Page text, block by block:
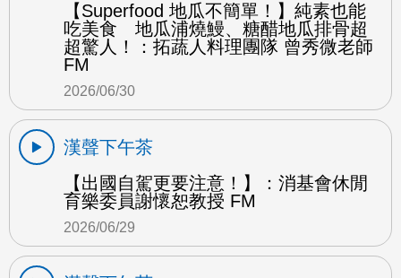
【Superfood 地瓜不簡單！】純素也能
吃美食 地瓜浦燒鰻、糖醋地瓜排骨超
超驚人！：拓蔬人料理團隊 曾秀微老師
FM
2026/06/30
漢聲下午茶
【出國自駕更要注意！】：消基會休閒
育樂委員謝懷恕教授 FM
2026/06/29